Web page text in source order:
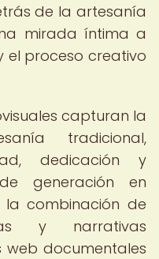
de la artesanía
mirada íntima a
el proceso creativo
capturan la
tradicional,
dedicación y
generación en
combinación de
y narrativas
web documentales